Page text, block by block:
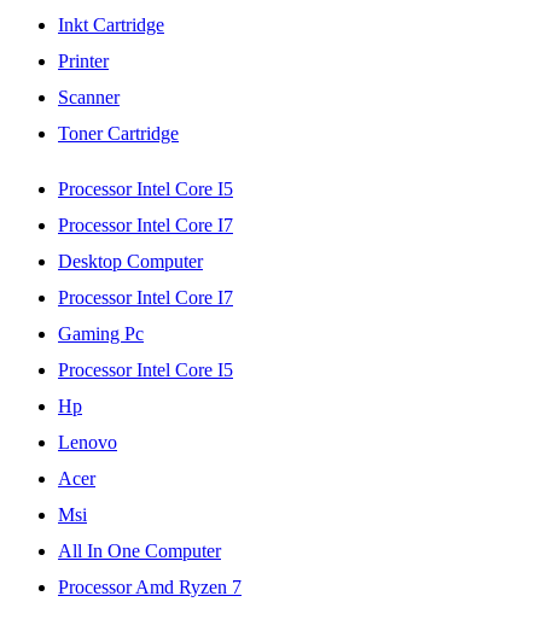
Inkt Cartridge
Printer
Scanner
Toner Cartridge
Processor Intel Core I5
Processor Intel Core I7
Desktop Computer
Processor Intel Core I7
Gaming Pc
Processor Intel Core I5
Hp
Lenovo
Acer
Msi
All In One Computer
Processor Amd Ryzen 7